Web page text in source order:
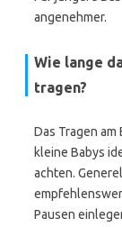
angenehmer.
Wie lange
tragen?
Das Tragen
kleine Babys
achten.
Pausen